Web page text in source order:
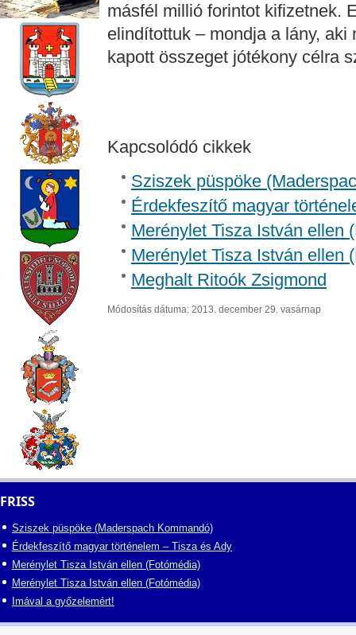
másfél millió forintot kifizetnek.
elindítottuk – mondja a lány,
kapott összeget jótékony célra
Kapcsolódó cikkek
Sziszek püspöke
Érdekfeszítő magyar
Merénylet Tisza István ellen
Merénylet Tisza István ellen
Meghalt Ritoók Zsigmond
Módosítás dátuma: 2013. december 29. vasárnap
FRISS
Sziszek püspöke (Maderspach Kommandó)
Érdekfeszítő magyar történelem – Tisza és Ady
Merénylet Tisza István ellen (Fotómédia)
Merénylet Tisza István ellen (Fotómédia)
Imával a győzelemért!